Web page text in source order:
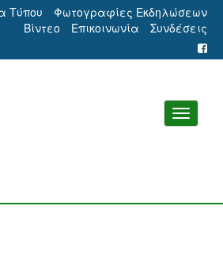
Τύπου
Φωτογραφίες Εκδηλώσεων
Βίντεο
Επικοινωνία Συνδέσεις